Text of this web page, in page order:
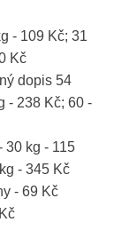
- 109 Kč; 31
Kč
dopis 54
- 238 Kč; 60 -
30 kg - 115
- 345 Kč
- 69 Kč